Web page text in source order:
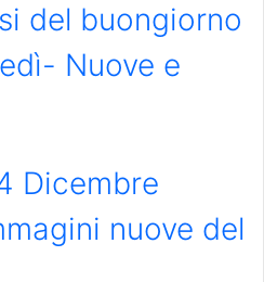
del buongiorno
Nuove e
Dicembre
nuove del